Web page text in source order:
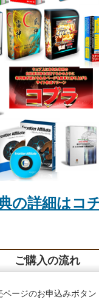
の詳細はコ
ご購入の流れ
ージのお申込みボタ